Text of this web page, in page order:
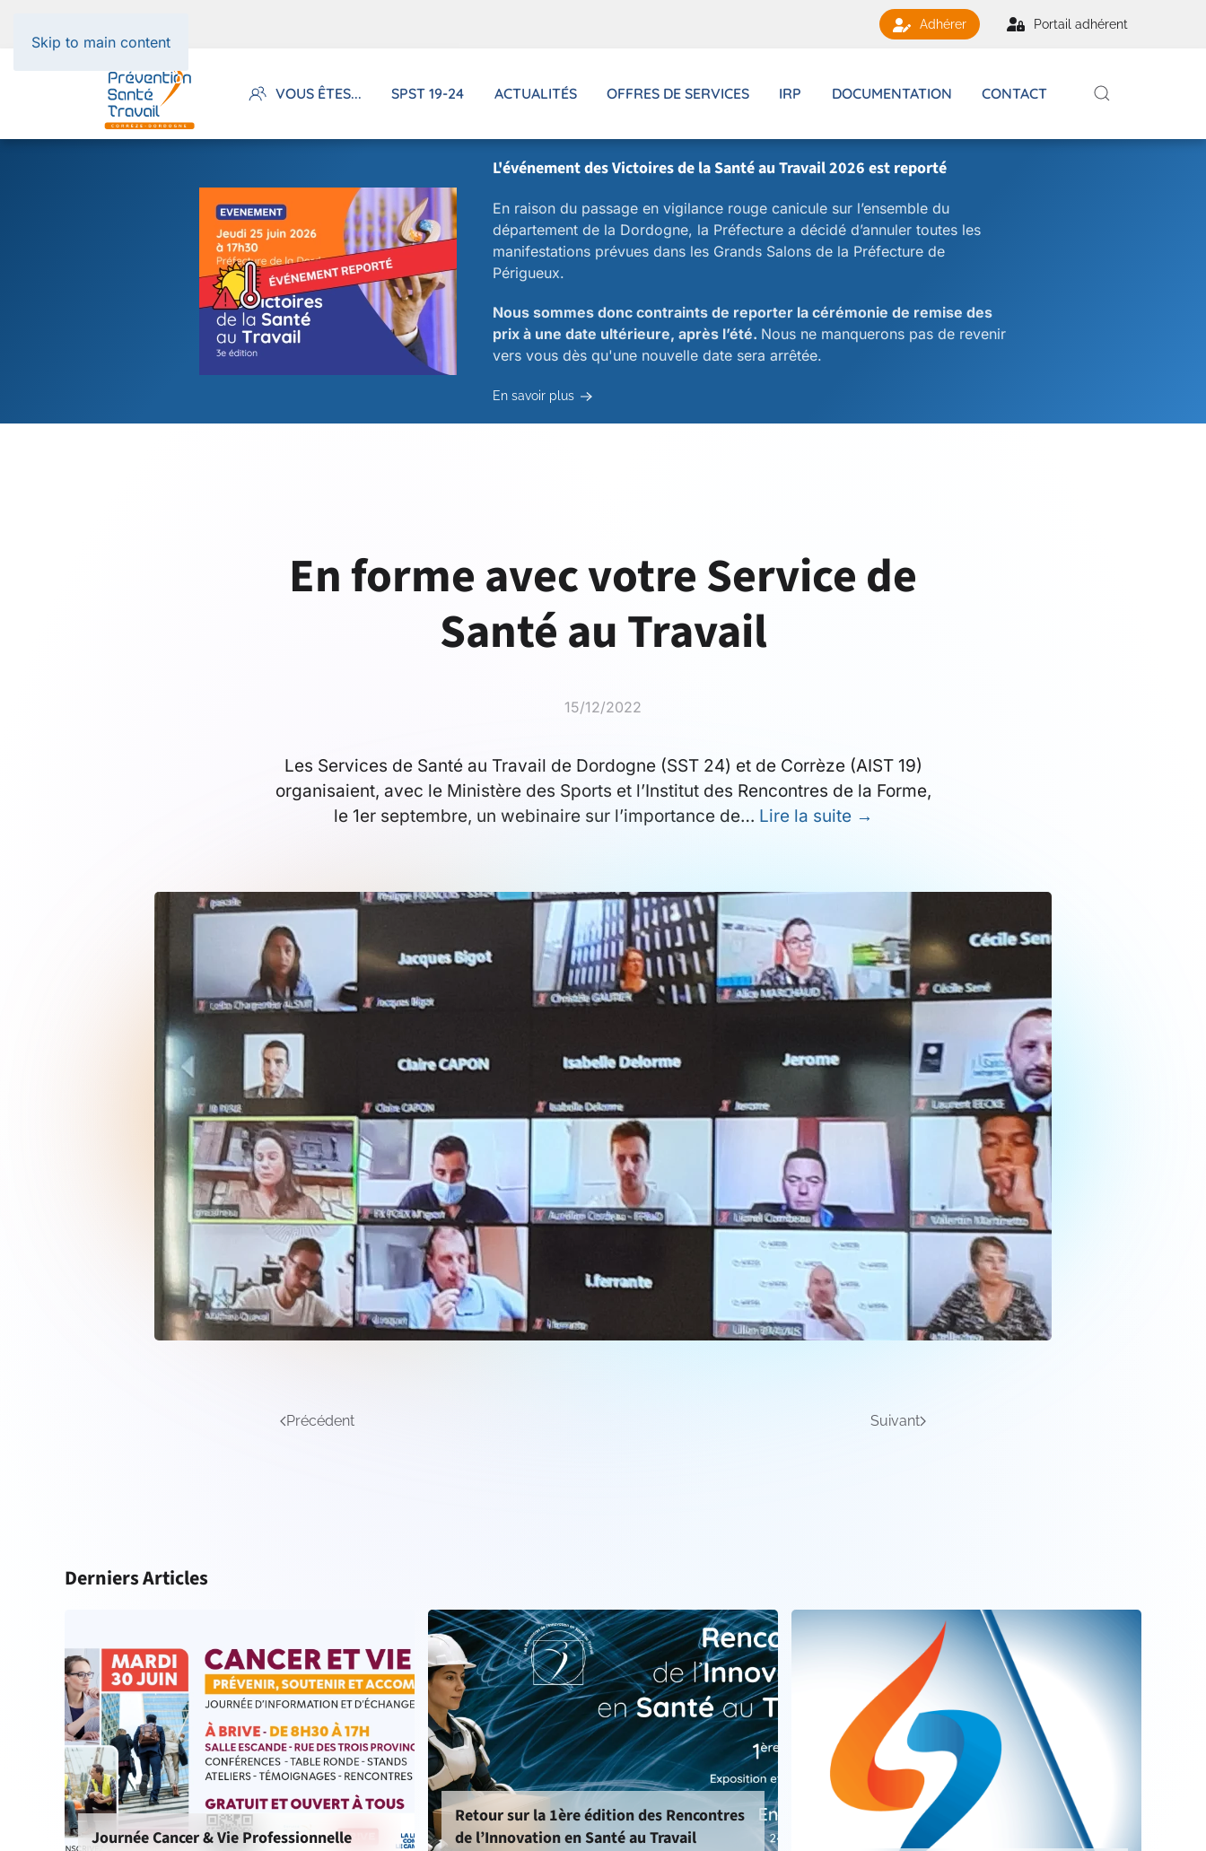
Skip to main content
Adhérer Portail adhérent
VOUS ÊTES... SPST 19-24 ACTUALITÉS OFFRES DE SERVICES IRP DOCUMENTATION CONTACT
L'événement des Victoires de la Santé au Travail 2026 est reporté
En raison du passage en vigilance rouge canicule sur l’ensemble du
département de la Dordogne, la Préfecture a décidé d’annuler toutes les
manifestations prévues dans les Grands Salons de la Préfecture de
Périgueux.
Nous sommes donc contraints de reporter la cérémonie de remise des
prix à une date ultérieure, après l’été. Nous ne manquerons pas de revenir
vers vous dès qu'une nouvelle date sera arrêtée.
En savoir plus
En forme avec votre Service de
Santé au Travail
15/12/2022
Les Services de Santé au Travail de Dordogne (SST 24) et de Corrèze (AIST 19)
organisaient, avec le Ministère des Sports et l’Institut des Rencontres de la Forme,
le 1er septembre, un webinaire sur l’importance de… Lire la suite →
Précédent Suivant
Derniers Articles
Journée Cancer & Vie Professionnelle
Retour sur la 1ère édition des Rencontres
de l’Innovation en Santé au Travail